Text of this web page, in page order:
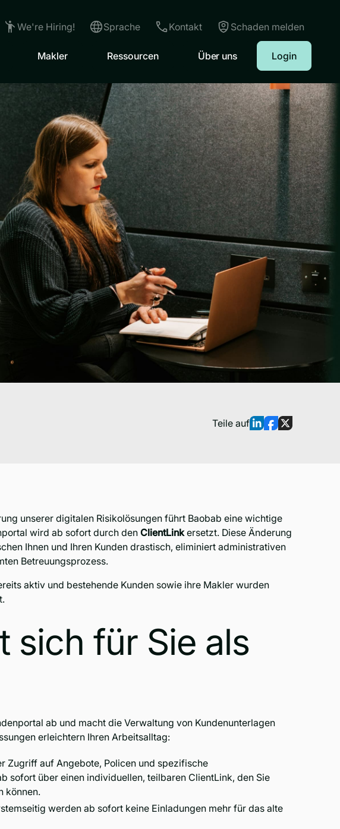
We're Hiring! Sprache Kontakt Schaden melden
Makler Ressourcen Über uns Login
Teile auf
unserer digitalen Risikolösungen führt Baobab eine wichtige
wird ab sofort durch den ClientLinkersetzt. Diese Änderung
Ihnen und Ihren Kunden drastisch, eliminiert administrativen
Betreuungsprozess.
aktiv und bestehende Kunden sowie ihre Makler wurden
sich für Sie als
ab und macht die Verwaltung von Kundenunterlagen
erleichtern Ihren Arbeitsalltag:
Zugriff auf Angebote, Policen und spezifische
sofort über einen individuellen, teilbaren ClientLink, den Sie
können.
werden ab sofort keine Einladungen mehr für das alte